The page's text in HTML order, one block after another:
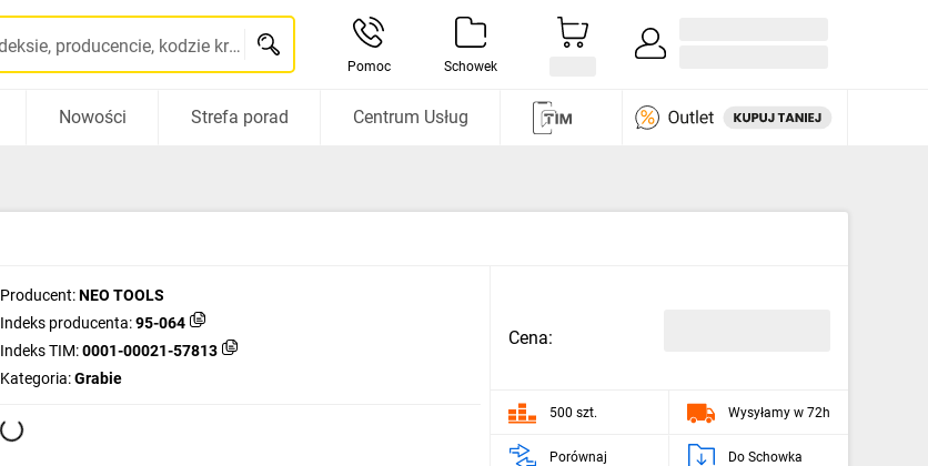
Szukaj po nazwie, indeksie, producencie, kodzie kreskowym...
Pomoc Schowek
Nowości Strefa porad Centrum Usług
Producent:NEO TOOLS
Indeks producenta:95-064
Indeks TIM:0001-00021-57813
Kategoria:Grabie
Cena:
500 szt. Wysyłamy w 72h
Porównaj Do Schowka